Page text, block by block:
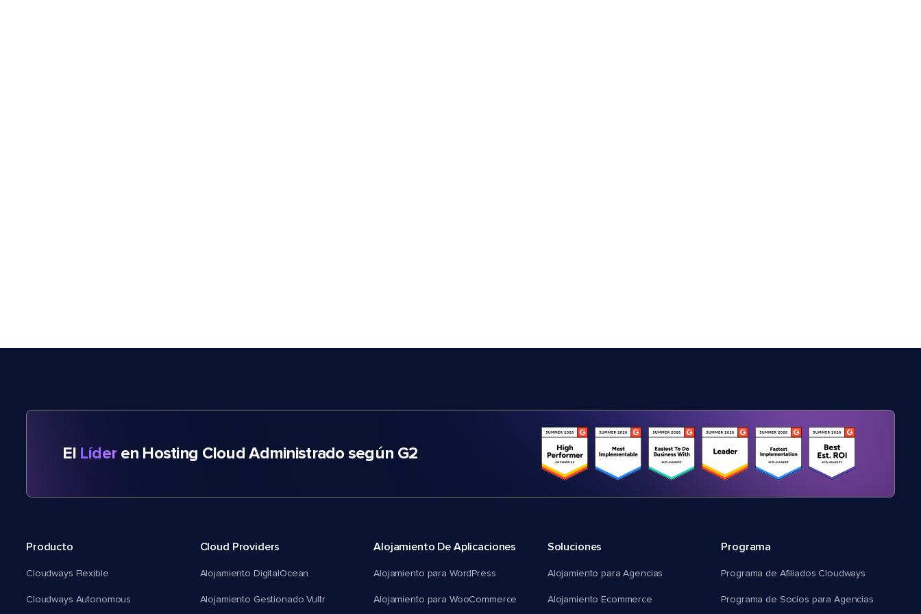
El Líder en Hosting Cloud Administrado según G2
Producto
Cloudways Flexible
Cloudways Autonomous
Cloud Providers
Alojamiento DigitalOcean
Alojamiento Gestionado Vultr
Alojamiento De Aplicaciones
Alojamiento para WordPress
Alojamiento para WooCommerce
Soluciones
Alojamiento para Agencias
Alojamiento Ecommerce
Programa
Programa de Afiliados Cloudways
Programa de Socios para Agencias